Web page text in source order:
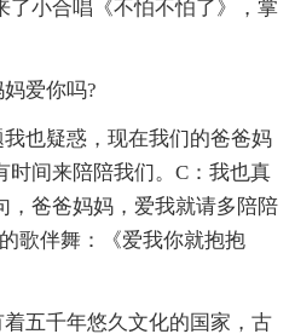
了小合唱《不怕不怕了》，掌
爱你吗?
也疑惑，现在我们的爸爸妈
时间来陪陪我们。C：我也真
，爸爸妈妈，爱我就请多陪陪
歌伴舞：《爱我你就抱抱
五千年悠久文化的国家，古